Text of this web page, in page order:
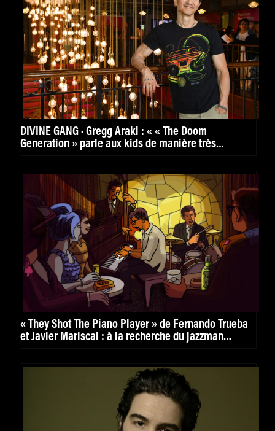
DIVINE GANG · Gregg Araki : « « The Doom
Generation » parle aux kids de manière très
« They Shot The Piano Player » de Fernando Trueba
et Javier Mariscal : à la recherche du jazzman